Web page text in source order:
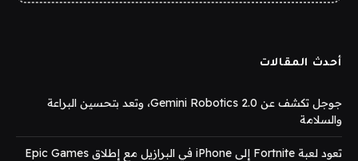
أحدث المقالات
جوجل تكشف عن Gemini Robotics 2.0، وتعد بتحسين البراعة
والسلامة
تعود لعبة Fortnite إلى iPhone في البرازيل مع إطلاق Epic Games